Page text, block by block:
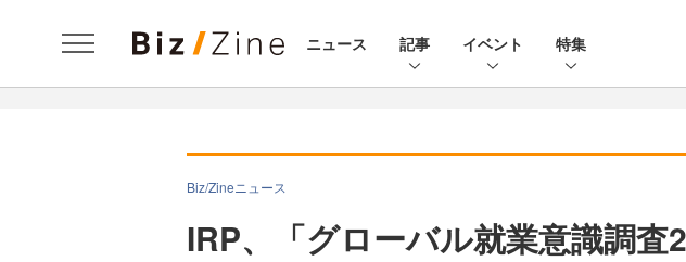
ニュース 記事 イベント 特集
Biz/Zineニュース
IRP、「グローバル就業意識調